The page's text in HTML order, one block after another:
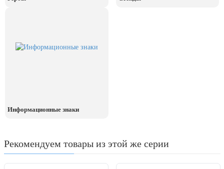
Информационные знаки
Рекомендуем товары из этой же серии